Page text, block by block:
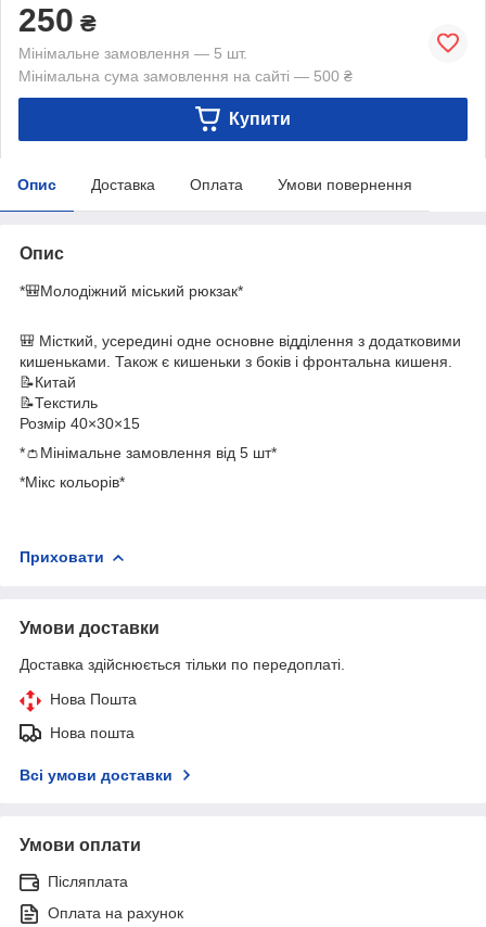
250 ₴
Мінімальне замовлення — 5 шт.
Мінімальна сума замовлення на сайті — 500 ₴
Купити
Опис Доставка Оплата Умови повернення
Опис
*🎒Молодіжний міський рюкзак*
🎒 Місткий, усередині одне основне відділення з додатковими
кишеньками. Також є кишеньки з боків і фронтальна кишеня.
📝Китай
📝Текстиль
Розмір 40×30×15
*👛Мінімальне замовлення від 5 шт*
*Мікс кольорів*
Приховати
Умови доставки
Доставка здійснюється тільки по передоплаті.
Нова Пошта
Нова пошта
Всі умови доставки
Умови оплати
Післяплата
Оплата на рахунок